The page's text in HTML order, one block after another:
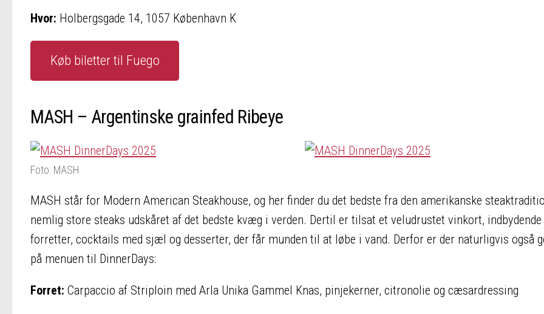
Hvor: Holbergsgade 14, 1057 København K
Køb biletter til Fuego
MASH – Argentinske grainfed Ribeye
Foto: MASH
MASH står for Modern American Steakhouse, og her finder du det bedste fra den amerikanske
nemlig store steaks udskåret af det bedste kvæg i verden. Dertil er tilsat et veludrustet vinkort, indbydende
forretter, cocktails med sjæl og desserter, der får munden til at løbe i vand. Derfor er der naturligvis også
på menuen til DinnerDays:
Forret: Carpaccio af Striploin med Arla Unika Gammel Knas, pinjekerner, citronolie og cæsardressing